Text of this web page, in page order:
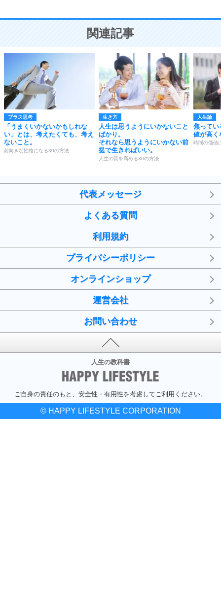
ことが大切。
関連記事
プラス思考
「うまくいかないかもしれな
い」とは、考えたくても、考え
ないこと。
前向きな性格になる30の方法
生き方
人生は思うようにいかないこと
ばかり。
それなら思うようにいかない前
提で生きればいい。
人生の質を高める30の方法
人生論
焦ってい
値が高く
時間の価値
代表メッセージ
よくある質問
利用規約
プライバシーポリシー
オンラインショップ
運営会社
お問い合わせ
人生の教科書
ご自身の責任のもと、安全性・有用性を考慮してご利用ください。
© HAPPY LIFESTYLE CORPORATION